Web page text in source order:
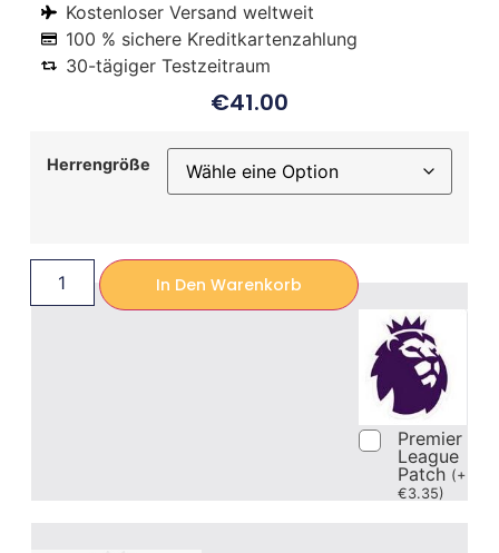
Kostenloser Versand weltweit
100 % sichere Kreditkartenzahlung
30-tägiger Testzeitraum
€41.00
Herrengröße
In Den Warenkorb
Premier
League
Patch (+
€3.35)